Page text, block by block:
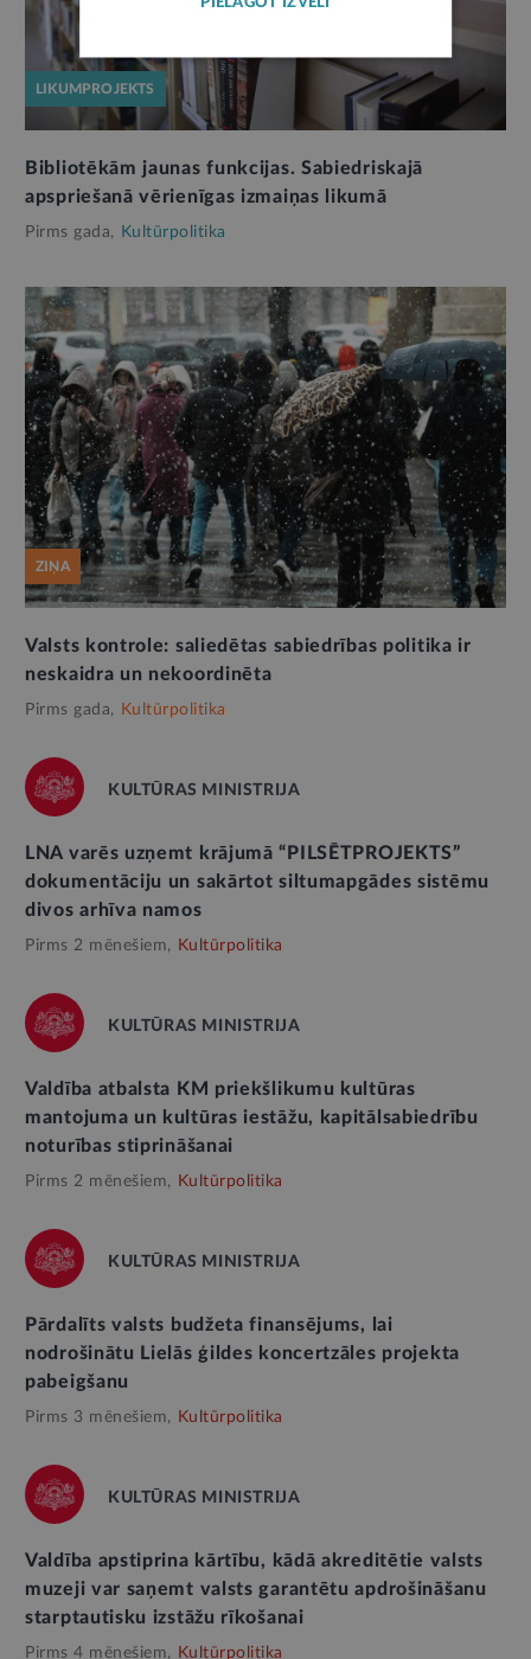
LIKUMPROJEKTS
Bibliotēkām jaunas funkcijas. Sabiedriskajā
apspriešanā vērienīgas izmaiņas likumā
Pirms gada, Kultūrpolitika
ZIŅA
Valsts kontrole: saliedētas sabiedrības politika ir
neskaidra un nekoordinēta
Pirms gada, Kultūrpolitika
KULTŪRAS MINISTRIJA
LNA varēs uzņemt krājumā “PILSĒTPROJEKTS”
dokumentāciju un sakārtot siltumapgādes sistēmu
divos arhīva namos
Pirms 2 mēnešiem, Kultūrpolitika
KULTŪRAS MINISTRIJA
Valdība atbalsta KM priekšlikumu kultūras
mantojuma un kultūras iestāžu, kapitālsabiedrību
noturības stiprināšanai
Pirms 2 mēnešiem, Kultūrpolitika
KULTŪRAS MINISTRIJA
Pārdalīts valsts budžeta finansējums, lai
nodrošinātu Lielās ģildes koncertzāles projekta
pabeigšanu
Pirms 3 mēnešiem, Kultūrpolitika
KULTŪRAS MINISTRIJA
Valdība apstiprina kārtību, kādā akreditētie valsts
muzeji var saņemt valsts garantētu apdrošināšanu
starptautisku izstāžu rīkošanai
Pirms 4 mēnešiem, Kultūrpolitika